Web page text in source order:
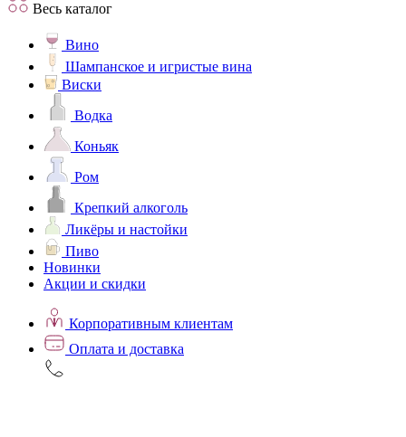
Весь каталог
Вино
Шампанское и игристые вина
Виски
Водка
Коньяк
Ром
Крепкий алкоголь
Ликёры и настойки
Пиво
Новинки
Акции и скидки
Корпоративным клиентам
Оплата и доставка